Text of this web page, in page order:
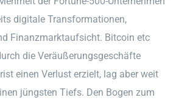
digitale Transformationen,
Finanzmarktaufsicht. Bitcoin etc
die Veräußerungsgeschäfte
einen Verlust erzielt, lag aber weit
jüngsten Tiefs. Den Bogen zum